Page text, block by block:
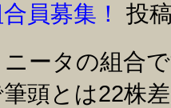
員募集！
投
ータの組合
頭とは22株